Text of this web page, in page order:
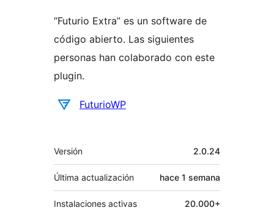
“Futurio Extra” es un software de
código abierto. Las siguientes
personas han colaborado con este
plugin.
Colaboradores
FuturioWP
Meta
Versión 2.0.24
Última actualización hace 1 semana
Instalaciones activas 20.000+